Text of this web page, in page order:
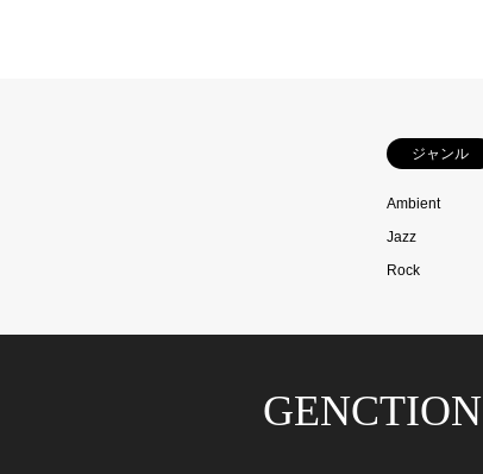
ジャンル
Ambient
Jazz
Rock
GENCTION